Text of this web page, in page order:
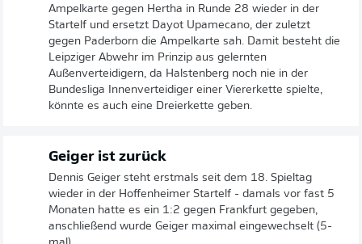
Ampelkarte gegen Hertha in Runde 28 wieder in der
Startelf und ersetzt Dayot Upamecano, der zuletzt
gegen Paderborn die Ampelkarte sah. Damit besteht die
Leipziger Abwehr im Prinzip aus gelernten
Außenverteidigern, da Halstenberg noch nie in der
Bundesliga Innenverteidiger einer Viererkette spielte,
könnte es auch eine Dreierkette geben.
Geiger ist zurück
Dennis Geiger steht erstmals seit dem 18. Spieltag
wieder in der Hoffenheimer Startelf - damals vor fast 5
Monaten hatte es ein 1:2 gegen Frankfurt gegeben,
anschließend wurde Geiger maximal eingewechselt (5-